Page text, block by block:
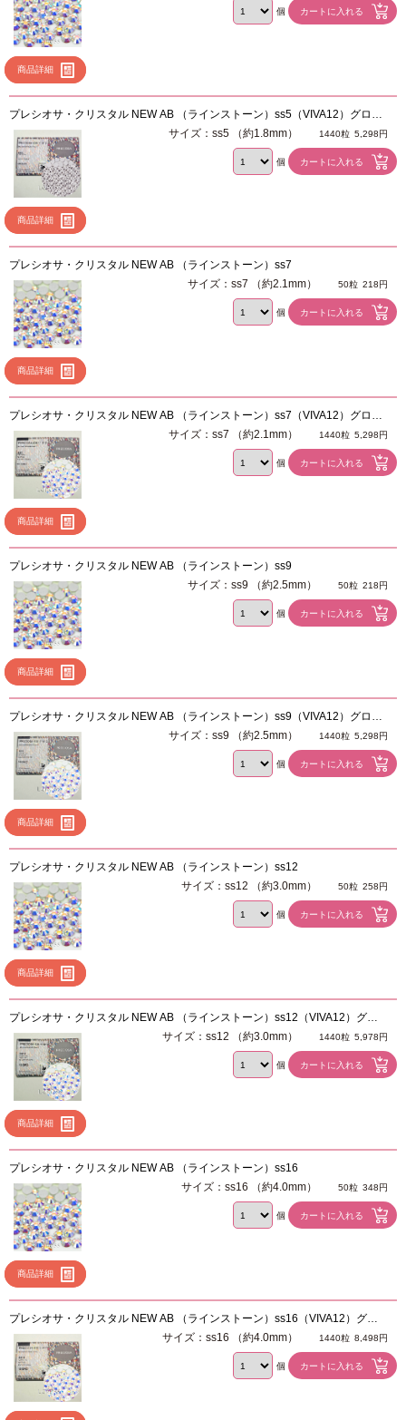
商品詳細
個
プレシオサ・クリスタル NEW AB （ラインストーン）ss5（VIVA12）グロス
パック 1440粒
商品詳細
サイズ：ss5 （約1.8mm） 1440粒 5,298円
個
プレシオサ・クリスタル NEW AB （ラインストーン）ss7
商品詳細
サイズ：ss7 （約2.1mm） 50粒 218円
個
プレシオサ・クリスタル NEW AB （ラインストーン）ss7（VIVA12）グロス
パック 1440粒
商品詳細
サイズ：ss7 （約2.1mm） 1440粒 5,298円
個
プレシオサ・クリスタル NEW AB （ラインストーン）ss9
商品詳細
サイズ：ss9 （約2.5mm） 50粒 218円
個
プレシオサ・クリスタル NEW AB （ラインストーン）ss9（VIVA12）グロス
パック 1440粒
商品詳細
サイズ：ss9 （約2.5mm） 1440粒 5,298円
個
プレシオサ・クリスタル NEW AB （ラインストーン）ss12
商品詳細
サイズ：ss12 （約3.0mm） 50粒 258円
個
プレシオサ・クリスタル NEW AB （ラインストーン）ss12（VIVA12）グロ
スパック 1440粒
商品詳細
サイズ：ss12 （約3.0mm） 1440粒 5,978円
個
プレシオサ・クリスタル NEW AB （ラインストーン）ss16
商品詳細
サイズ：ss16 （約4.0mm） 50粒 348円
個
プレシオサ・クリスタル NEW AB （ラインストーン）ss16（VIVA12）グロ
スパック 1440粒
サイズ：ss16 （約4.0mm） 1440粒 8,498円
個